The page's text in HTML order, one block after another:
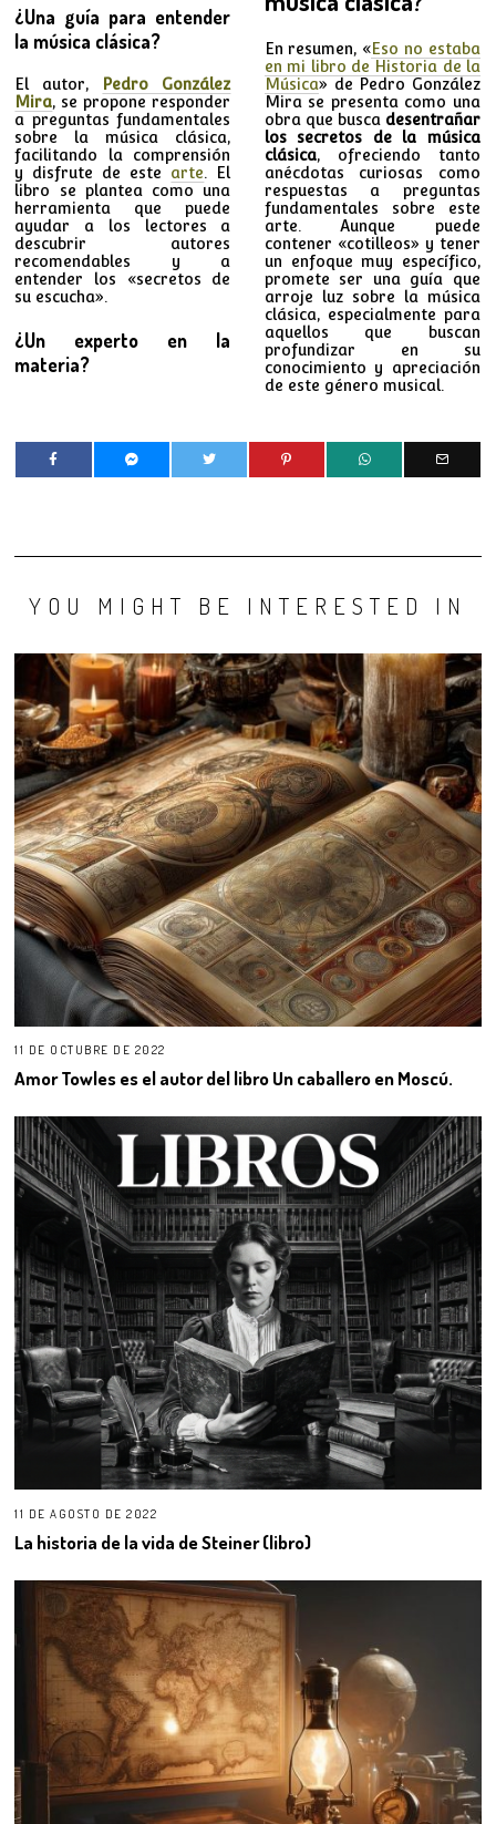
¿Una guía para entender
la música clásica?
El autor,
Pedro González
Mira, se propone responder
a preguntas fundamentales
sobre la música clásica,
facilitando la comprensión
y disfrute de este arte. El
libro se plantea como una
herramienta que puede
ayudar a los lectores a
descubrir autores
recomendables y a
entender los «secretos de
su escucha».
¿Un experto en la
materia?
En resumen, «Eso no estaba
en mi libro de Historia de la
Música» de Pedro González
Mira se presenta como una
obra que busca desentrañar
los secretos de la música
clásica, ofreciendo tanto
anécdotas curiosas como
respuestas a preguntas
fundamentales sobre este
arte. Aunque puede
contener «cotilleos» y tener
un enfoque muy específico,
promete ser una guía que
arroje luz sobre la música
clásica, especialmente para
aquellos que buscan
profundizar en su
conocimiento y apreciación
de este género musical.
YOU MIGHT BE INTERESTED IN
11 DE OCTUBRE DE 2022
Amor Towles es el autor del libro Un caballero en Moscú.
11 DE AGOSTO DE 2022
La historia de la vida de Steiner (libro)